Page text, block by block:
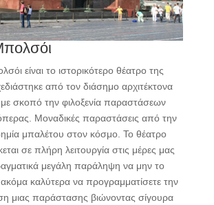
είναι το ιστορικότερο θέατρο της
από τον διάσημο αρχιτέκτονα
σκοπό την φιλοξενία παραστάσεων
Μοναδικές παραστάσεις από την
μπαλέτου στον κόσμο. Το θέατρο
σε πλήρη λειτουργία στις μέρες μας
μεγάλη παράληψη να μην το
ακόμα καλύτερα να προγραμματίσετε την
μιας παράστασης βιώνοντας σίγουρα